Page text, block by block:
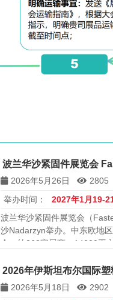
波兰华沙紧固件展览会
2026年5月26日
2805
举办时间：
2027年1月19-
波兰华沙紧固件展览会（
沙Nadarzyn举办。中东欧地
会，约268家展商，14000平方
2026年伊斯坦布尔国际
2026年5月18日
2902